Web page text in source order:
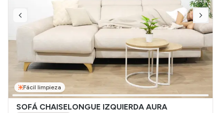
Fácil limpieza
SOFÁ CHAISELONGUE IZQUIERDA AURA